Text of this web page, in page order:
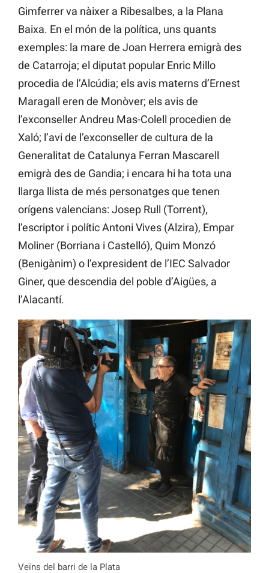
Gimferrer va nàixer a Ribesalbes, a la Plana
Baixa. En el món de la política, uns quants
exemples: la mare de Joan Herrera emigrà des
de Catarroja; el diputat popular Enric Millo
procedia de l’Alcúdia; els avis materns d’Ernest
Maragall eren de Monòver; els avis de
l’exconseller Andreu Mas-Colell procedien de
Xaló; l’avi de l’exconseller de cultura de la
Generalitat de Catalunya Ferran Mascarell
emigrà des de Gandia; i encara hi ha tota una
llarga llista de més personatges que tenen
orígens valencians: Josep Rull (Torrent),
l’escriptor i polític Antoni Vives (Alzira), Empar
Moliner (Borriana i Castelló), Quim Monzó
(Benigànim) o l’expresident de l’IEC Salvador
Giner, que descendia del poble d’Aigües, a
l’Alacantí.
Veïns del barri de la Plata